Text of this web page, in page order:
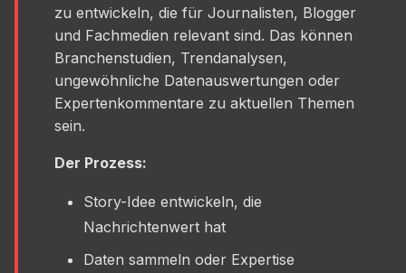
zu entwickeln, die für Journalisten, Blogger
und Fachmedien relevant sind. Das können
Branchenstudien, Trendanalysen,
ungewöhnliche Datenauswertungen oder
Expertenkommentare zu aktuellen Themen
sein.
Der Prozess:
Story-Idee entwickeln, die
Nachrichtenwert hat
Daten sammeln oder Expertise